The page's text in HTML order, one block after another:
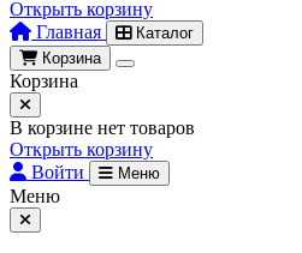
Открыть корзину
Главная
Каталог
Корзина
Корзина
В корзине нет товаров
Открыть корзину
Войти
Меню
Меню